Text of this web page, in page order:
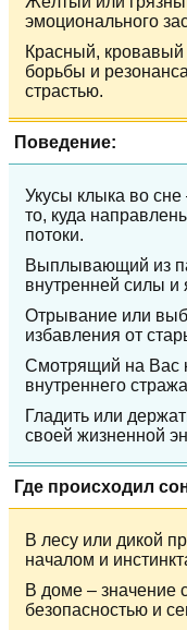
эмоционального
Красный,
борьбы и
страстью.
Поведение:
Укусы клыка во
то, куда
потоки.
Выплывающий из
внутренней силы и
Отрывание или
избавления от
Смотрящий на Вас
внутреннего
Гладить или
своей жизненной
Где происходил
В лесу или дикой
началом и
В доме – значение
безопасностью и